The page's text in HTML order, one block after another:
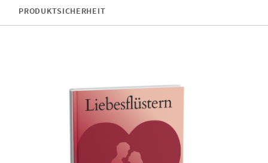
PRODUKTSICHERHEIT